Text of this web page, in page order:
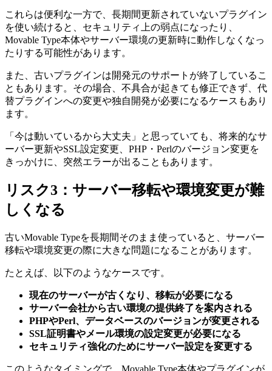
これらは便利な一方で、長期間更新されていないプラグイン
を使い続けると、セキュリティ上の弱点になったり、
Movable Type本体やサーバー環境の更新時に動作しなくなっ
たりする可能性があります。
また、古いプラグインは開発元のサポートが終了しているこ
ともあります。その場合、不具合が起きても修正できず、代
替プラグインへの変更や独自開発が必要になるケースもあり
ます。
「今は動いているから大丈夫」と思っていても、将来的なサ
ーバー更新やSSL設定変更、PHP・Perlのバージョン変更を
きっかけに、突然エラーが出ることもあります。
リスク3：サーバー移転や環境変更が難
しくなる
古いMovable Typeを長期間そのまま使っていると、サーバー
移転や環境変更の際に大きな問題になることがあります。
たとえば、以下のようなケースです。
現在のサーバーが古くなり、移転が必要になる
サーバー会社から古い環境の提供終了を案内される
PHPやPerl、データベースのバージョンが変更される
SSL証明書やメール環境の設定変更が必要になる
セキュリティ強化のためにサーバー設定を変更する